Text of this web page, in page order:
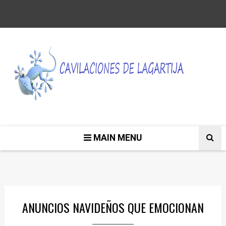
MAIN MENU
ANUNCIOS NAVIDEÑOS QUE EMOCIONAN